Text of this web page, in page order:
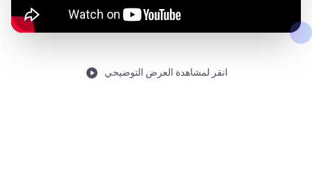
انقر لمشاهدة العرض التوضيحي